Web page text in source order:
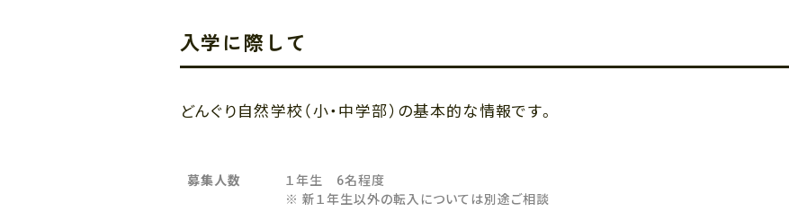
入学に際して
どんぐり自然学校（小・中学部）の基本的な情報です。
募集人数
１年生 6名程度
※ 新１年生以外の転入については別途ご相談